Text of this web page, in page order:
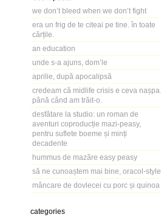
we don’t bleed when we don’t fight
era un frig de te citeai pe tine. în toate
cărțile.
an education
unde s-a ajuns, dom’le
aprilie, după apocalipsă
credeam că midlife crisis e ceva nașpa.
până când am trăit-o.
desfătare la studio: un roman de
aventuri coproducție mazi-peasy,
pentru suflete boeme și minți
decadente
hummus de mazăre easy peasy
să ne cunoaștem mai bine, oracol-style
mâncare de dovlecei cu porc și quinoa
categories